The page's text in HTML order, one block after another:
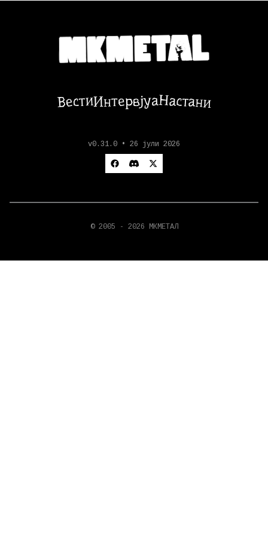
ВестиИнтервјуаНастани
v0.31.0 • 26 јули 2026
© 2005 - 2026 МКМЕТАЛ